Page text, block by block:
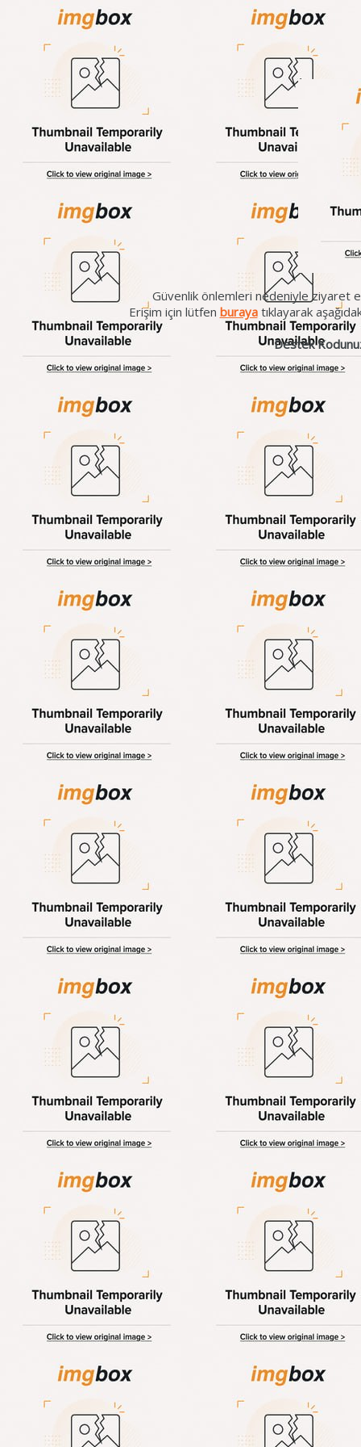
Güvenlik önlemleri nedeniyle ziyaret
Erişim için lütfen burayatıklayarak
Destek